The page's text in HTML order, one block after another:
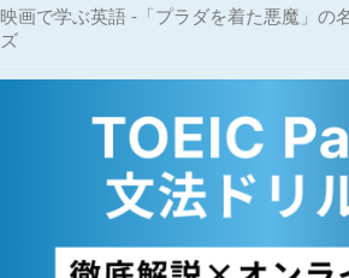
映画で学ぶ英語 -「プラダを着た悪魔」の
ズ